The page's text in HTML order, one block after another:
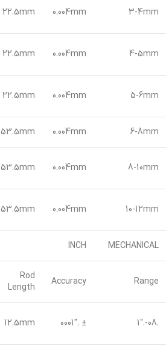
3-4mm
0.004mm
22.5mm
4-5mm
0.004mm
22.5mm
5-6mm
0.004mm
22.5mm
6-8mm
0.004mm
53.5mm
8-10mm
0.004mm
53.5mm
10-12mm
0.004mm
53.5mm
MECHANICAL
INCH
Range
Accuracy
Rod
Length
.08-.1″
± .0001″
12.5mm